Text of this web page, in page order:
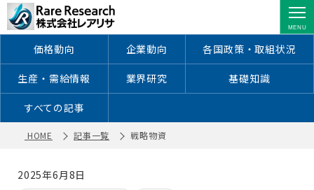
戦略物資 ｜ レアアース・レアメタル
に特化した情報を配信
価格動向 企業動向 各国政策・取組状況
生産・需給情報 業界研究 基礎知識
すべての記事
HOME 記事一覧 戦略物資
2025年6月8日